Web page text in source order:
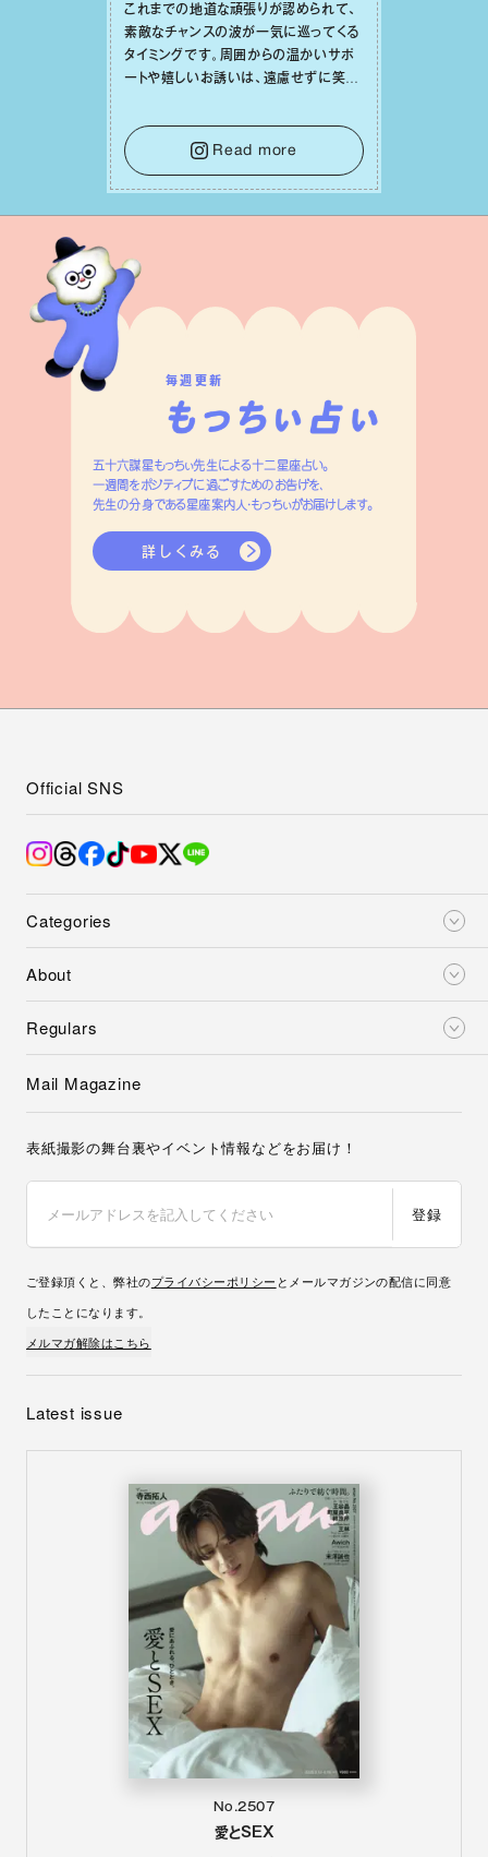
これまでの地道な頑張りが認められて、
素敵なチャンスの波が⼀気に巡ってくる
タイミングです。周囲からの温かいサポ
ートや嬉しいお誘いは、遠慮せずに笑顔
せになっていくイメージを持って⼀歩を
踏み出して。⼀⼈⼀⼈の良いところが混
ざり合い、ハッピーな未来が形作られて
いきます。
Read more
毎週更新
五十六謀星もっちぃ先生による十二星座占い。
一週間をポジティブに過ごすためのお告げを、
先生の分身である星座案内人・もっちぃがお届けします。
詳しくみる
Categories
About
Regulars
Official SNS
Mail Magazine
表紙撮影の舞台裏やイベント情報などをお届け！
登録
ご登録頂くと、弊社のプライバシーポリシー とメールマガジンの配信に同意
したことになります。
メルマガ解除はこちら
Latest issue
No.2507
愛とSEX